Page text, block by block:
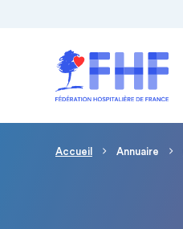
Fil d'Ariane
Accueil Annuaire